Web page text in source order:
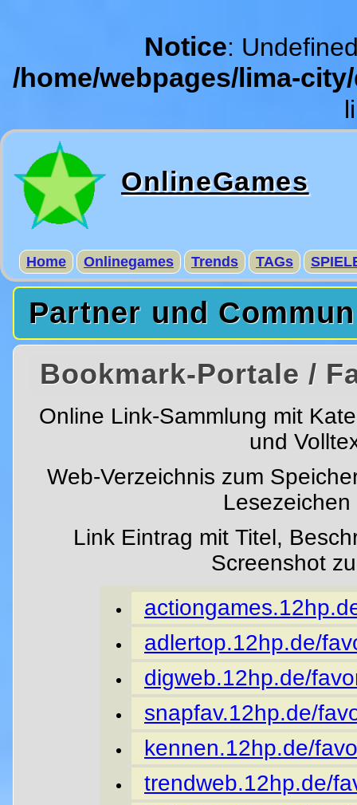
Notice:
/home/webpages/lima-
OnlineGames
Home Onlinegames Trends TAGs
Partner und
Bookmark-Portale /
Online Link-Sammlung mit
und
Web-Verzeichnis zum
Link Eintrag mit Titel,
Screenshot
adlertop.12hp.de/
digweb.12hp.de/
snapfav.12hp.de/
kennen.12hp.de/
trendweb.12hp.de/